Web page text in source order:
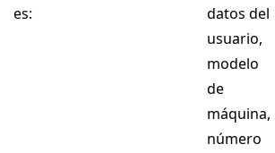
es:
datos del
usuario,
modelo
de
máquina,
número